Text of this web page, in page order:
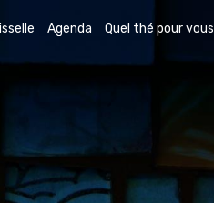
Agenda Quel thé pour vous